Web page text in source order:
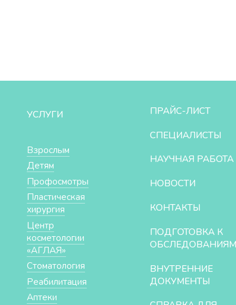
УСЛУГИ
Взрослым
Детям
Профосмотры
Пластическая
хирургия
Центр
косметологии
«АГЛАЯ»
Стоматология
Реабилитация
Аптеки
ПРАЙС-ЛИСТ
СПЕЦИАЛИСТЫ
НАУЧНАЯ РАБОТА
НОВОСТИ
КОНТАКТЫ
ПОДГОТОВКА К
ОБСЛЕДОВАНИЯМ
ВНУТРЕННИЕ
ДОКУМЕНТЫ